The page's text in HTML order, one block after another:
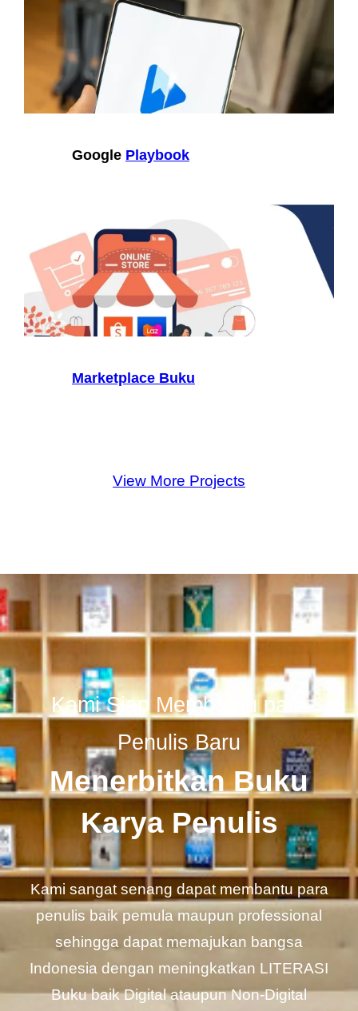
Google Playbook
Marketplace Buku
View More Projects
Kami Siap Membantu para
Penulis Baru
Menerbitkan Buku
Karya Penulis
Kami sangat senang dapat membantu para
penulis baik pemula maupun professional
sehingga dapat memajukan bangsa
Indonesia dengan meningkatkan LITERASI
Buku baik Digital ataupun Non-Digital